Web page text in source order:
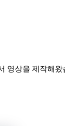
영상을 제작해왔